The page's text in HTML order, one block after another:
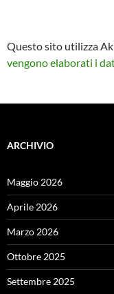
Questo sito utilizza
vengono elaborati i
ARCHIVIO
Maggio 2026
Aprile 2026
Marzo 2026
Ottobre 2025
Settembre 2025